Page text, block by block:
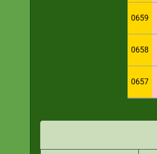
0659
0658
0657